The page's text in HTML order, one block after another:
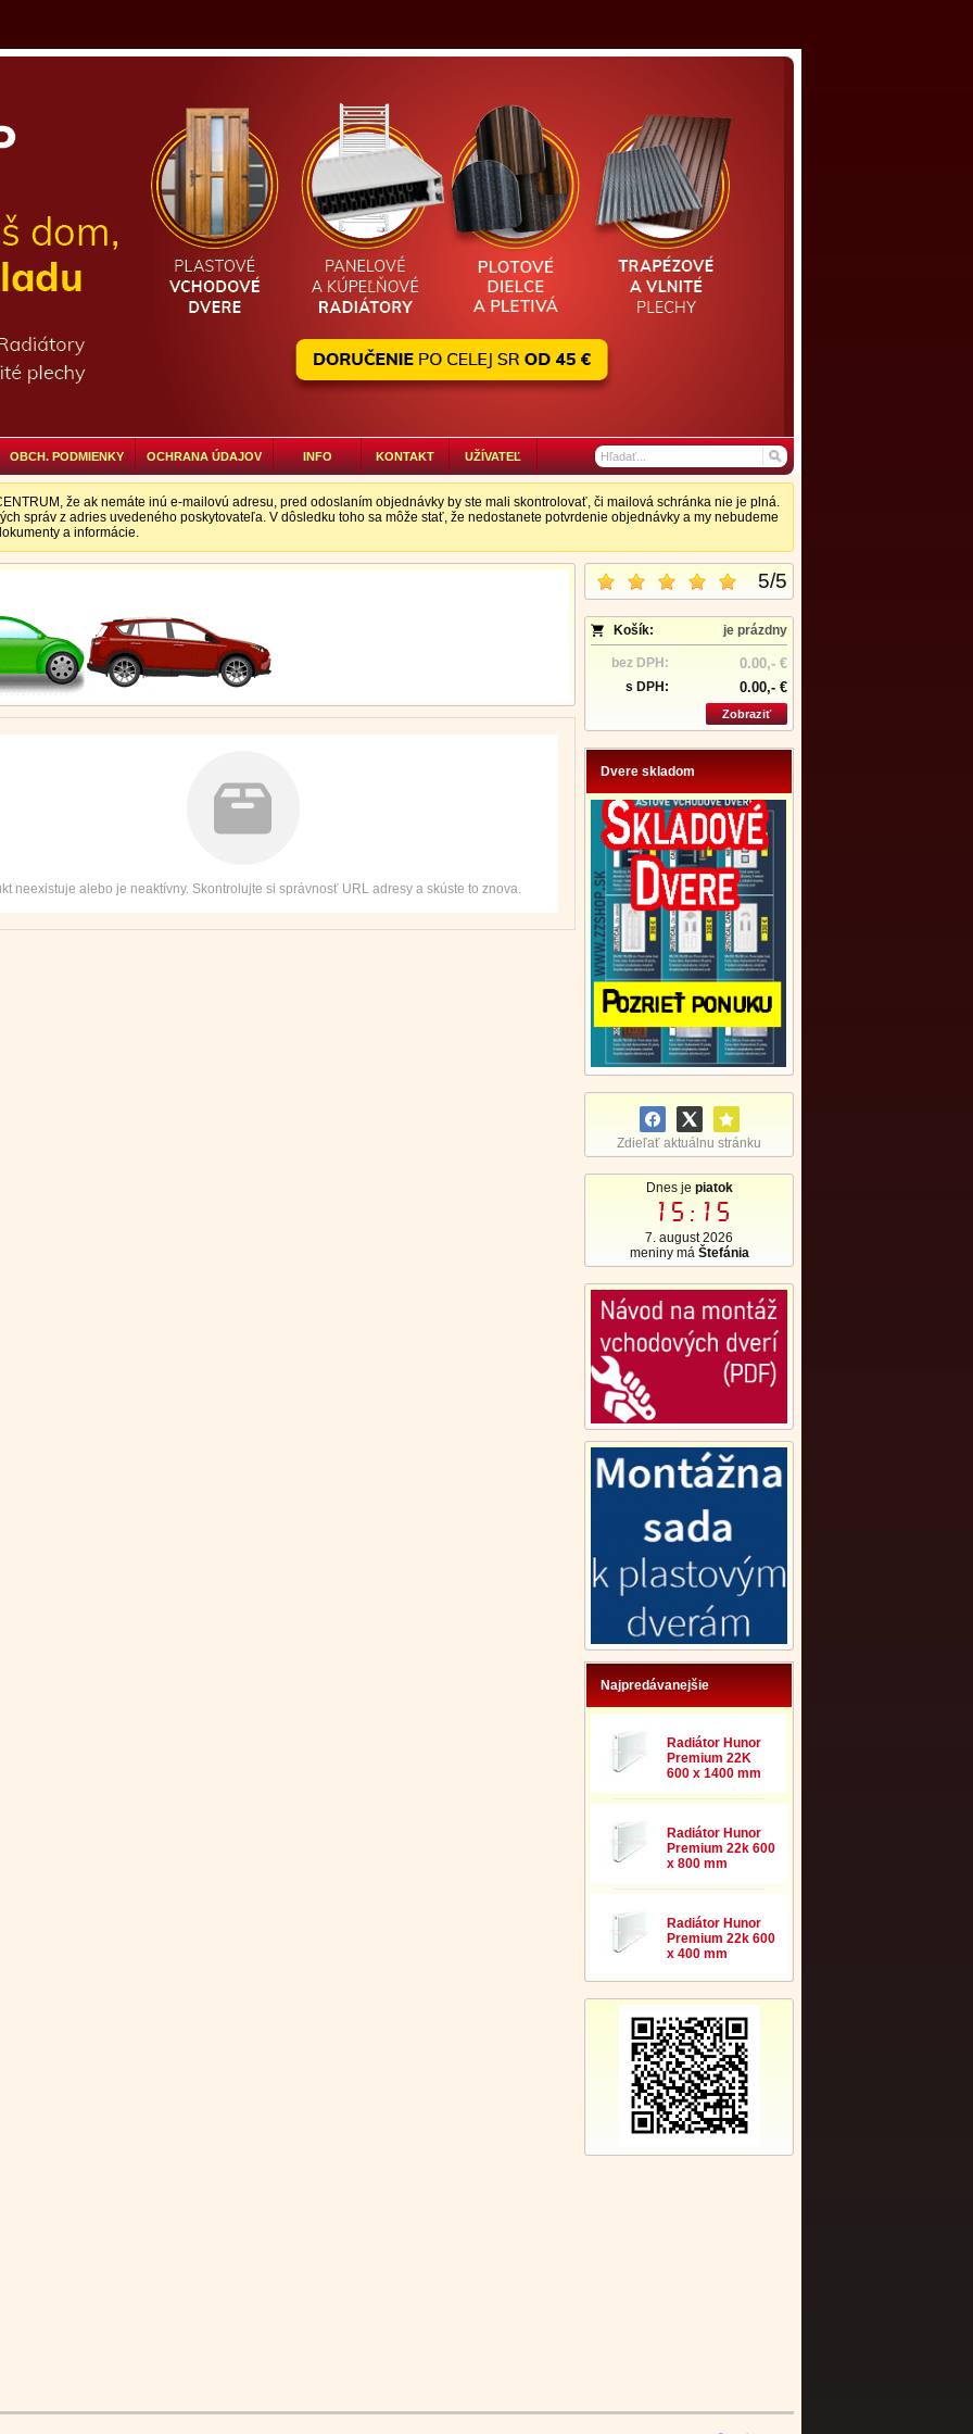
OBCH. PODMIENKY OCHRANA ÚDAJOV INFO KONTAKT UŽÍVATEĽ
že ak nemáte inú e-mailovú adresu, pred odoslaním objednávky by ste mali skontrolovať, či mailová schránka nie je plná.
správ z adries uvedeného poskytovateľa. V dôsledku toho sa môže stať, že nedostanete potvrdenie objednávky a my nebudeme
a informácie.
5/5
Košík: je prázdny
bez DPH: 0.00,- €
s DPH: 0.00,- €
Zobraziť
Dvere skladom
Zdieľať aktuálnu stránku
Dnes je piatok
15:15
7. august 2026
meniny má Štefánia
Najpredávanejšie
Radiátor Hunor
Premium 22K
600 x 1400 mm
Radiátor Hunor
Premium 22k 600
x 800 mm
Radiátor Hunor
Premium 22k 600
x 400 mm
neexistuje alebo je neaktívny. Skontrolujte si správnosť URL adresy a skúste to znova.